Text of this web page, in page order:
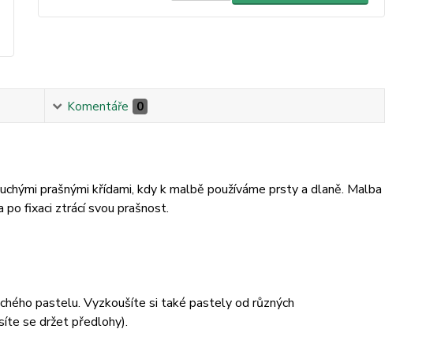
Komentáře 0
prašnými křídami, kdy k malbě používáme prsty a dlaně. Malba
po fixaci ztrácí svou prašnost.
pastelu. Vyzkoušíte si také pastely od různých
se držet předlohy).